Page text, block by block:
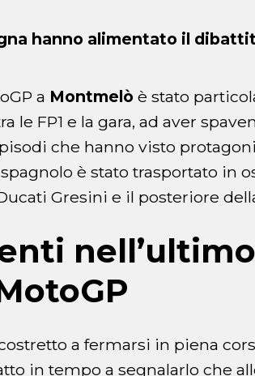
hanno alimentato il
a Montmelò è stato
le FP1 e la gara, ad aver
che hanno visto
è stato trasportato in
Gresini e il posteriore
a fermarsi in piena
in tempo a segnalarlo che